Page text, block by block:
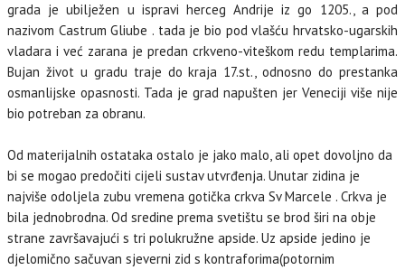
grada je ubilježen u ispravi herceg Andrije iz go 1205., a pod
nazivom Castrum Gliube . tada je bio pod vlašću hrvatsko-ugarskih
vladara i već zarana je predan crkveno-viteškom redu templarima.
Bujan život u gradu traje do kraja 17.st., odnosno do prestanka
osmanlijske opasnosti. Tada je grad napušten jer Veneciji više nije
bio potreban za obranu.
Od materijalnih ostataka ostalo je jako malo, ali opet dovoljno da
bi se mogao predočiti cijeli sustav utvrđenja. Unutar zidina je
najviše odoljela zubu vremena gotička crkva Sv Marcele . Crkva je
bila jednobrodna. Od sredine prema svetištu se brod širi na obje
strane završavajući s tri polukružne apside. Uz apside jedino je
djelomično sačuvan sjeverni zid s kontraforima(potornim